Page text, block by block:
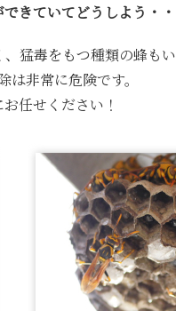
きていてどうしよう・・
猛毒をもつ種類の蜂もい
非常に危険です。
任せください！